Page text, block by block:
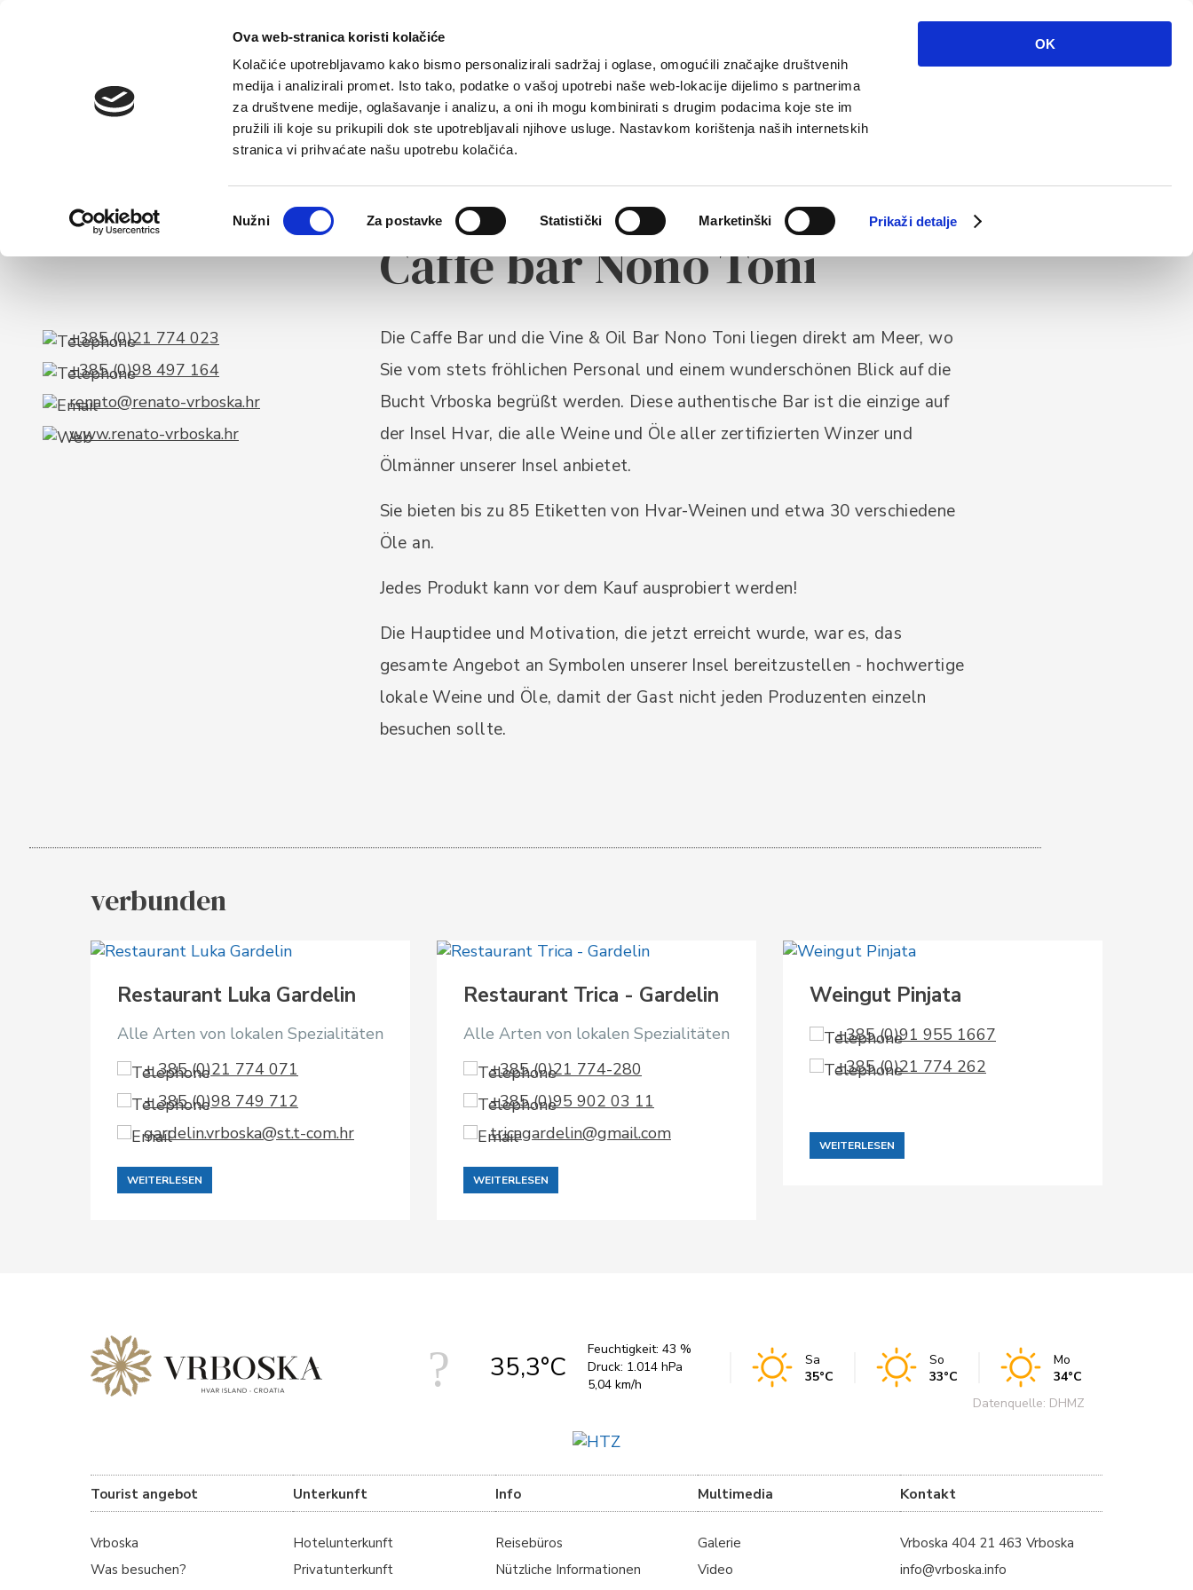
Ova web-stranica koristi kolačiće
Kolačiće upotrebljavamo kako bismo personalizirali sadržaj i oglase, omogućili značajke društvenih
medija i analizirali promet. Isto tako, podatke o vašoj upotrebi naše web-lokacije dijelimo s partnerima
za društvene medije, oglašavanje i analizu, a oni ih mogu kombinirati s drugim podacima koje ste im
pružili ili koje su prikupili dok ste upotrebljavali njihove usluge. Nastavkom korištenja naših internetskih
stranica vi prihvaćate našu upotrebu kolačića.
pristanka
Nužni Za postavke Statistički Marketinški Prikaži detalje
OK
Startseite
GASTRO
Caffe bar Nono Toni
+385 (0)21 774 023
+385 (0)98 497 164
renato@renato-vrboska.hr
www.renato-vrboska.hr
Die Caffe Bar und die Vine & Oil Bar Nono Toni liegen direkt am Meer, wo
Sie vom stets fröhlichen Personal und einem wunderschönen Blick auf die
Bucht Vrboska begrüßt werden. Diese authentische Bar ist die einzige auf
der Insel Hvar, die alle Weine und Öle aller zertifizierten Winzer und
Ölmänner unserer Insel anbietet.
Sie bieten bis zu 85 Etiketten von Hvar-Weinen und etwa 30 verschiedene
Öle an.
Jedes Produkt kann vor dem Kauf ausprobiert werden!
Die Hauptidee und Motivation, die jetzt erreicht wurde, war es, das
gesamte Angebot an Symbolen unserer Insel bereitzustellen - hochwertige
lokale Weine und Öle, damit der Gast nicht jeden Produzenten einzeln
besuchen sollte.
verbunden
Restaurant Luka Gardelin
Alle Arten von lokalen Spezialitäten
+ 385 (0)21 774 071
+ 385 (0)98 749 712
gardelin.vrboska@st.t-com.hr
WEITERLESEN
Restaurant Trica - Gardelin
Alle Arten von lokalen Spezialitäten
+385 (0)21 774-280
+385 (0)95 902 03 11
tricagardelin@gmail.com
WEITERLESEN
Weingut Pinjata
+385 (0)91 955 1667
+385 (0)21 774 262
WEITERLESEN
35,3°C
Feuchtigkeit: 43 %
Druck: 1.014 hPa
5,04 km/h
Sa
35°C
So
33°C
Mo
34°C
Datenquelle: DHMZ
Tourist angebot
Vrboska
Was besuchen?
Unterkunft
Hotelunterkunft
Privatunterkunft
Info
Reisebüros
Nützliche Informationen
Multimedia
Galerie
Video
Kontakt
Vrboska 404 21 463 Vrboska
info@vrboska.info